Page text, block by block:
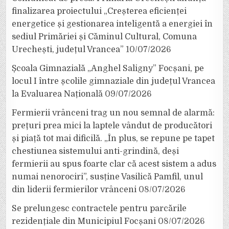
finalizarea proiectului „Creșterea eficienței
energetice și gestionarea inteligentă a energiei în
sediul Primăriei și Căminul Cultural, Comuna
Urechești, județul Vrancea” 10/07/2026
Școala Gimnazială „Anghel Saligny” Focșani, pe
locul I între școlile gimnaziale din județul Vrancea
la Evaluarea Națională 09/07/2026
Fermierii vrânceni trag un nou semnal de alarmă:
prețuri prea mici la laptele vândut de producători
și piață tot mai dificilă. „În plus, se repune pe tapet
chestiunea sistemului anti-grindină, deși
fermierii au spus foarte clar că acest sistem a adus
numai nenorociri”, susține Vasilică Pamfil, unul
din liderii fermierilor vrânceni 08/07/2026
Se prelungesc contractele pentru parcările
rezidențiale din Municipiul Focșani 08/07/2026